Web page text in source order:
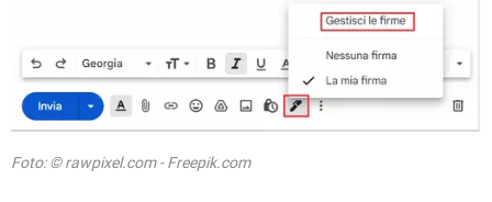
Foto: © rawpixel.com - Freepik.com